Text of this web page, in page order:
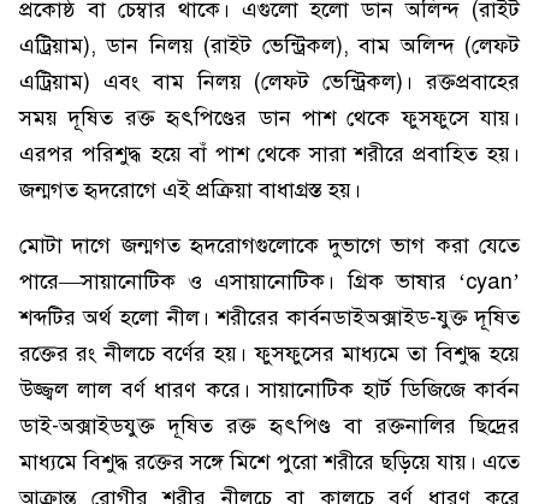
প্রকোষ্ঠ বা চেম্বার থাকে। এগুলো হলো ডান অলিন্দ (রাইট
এট্রিয়াম), ডান নিলয় (রাইট ভেন্ট্রিকল), বাম অলিন্দ (লেফট
এট্রিয়াম) এবং বাম নিলয় (লেফট ভেন্ট্রিকল)। রক্তপ্রবাহের
সময় দূষিত রক্ত হৃৎপিণ্ডের ডান পাশ থেকে ফুসফুসে যায়।
এরপর পরিশুদ্ধ হয়ে বাঁ পাশ থেকে সারা শরীরে প্রবাহিত হয়।
জন্মগত হৃদরোগে এই প্রক্রিয়া বাধাগ্রস্ত হয়।
মোটা দাগে জন্মগত হৃদরোগগুলোকে দুভাগে ভাগ করা যেতে
পারে—সায়ানোটিক ও এসায়ানোটিক। গ্রিক ভাষার ‘cyan’
শব্দটির অর্থ হলো নীল। শরীরের কার্বনডাইঅক্সাইড-যুক্ত দূষিত
রক্তের রং নীলচে বর্ণের হয়। ফুসফুসের মাধ্যমে তা বিশুদ্ধ হয়ে
উজ্জ্বল লাল বর্ণ ধারণ করে। সায়ানোটিক হার্ট ডিজিজে কার্বন
ডাই-অক্সাইডযুক্ত দূষিত রক্ত হৃৎপিণ্ড বা রক্তনালির ছিদ্রের
মাধ্যমে বিশুদ্ধ রক্তের সঙ্গে মিশে পুরো শরীরে ছড়িয়ে যায়। এতে
আক্রান্ত রোগীর শরীর নীলচে বা কালচে বর্ণ ধারণ করে